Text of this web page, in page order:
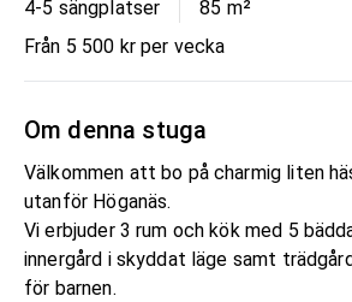
4-5 sängplatser 85 m²
Från 5 500 kr per vecka
Om denna stuga
Välkommen att bo på charmig liten
utanför Höganäs.
Vi erbjuder 3 rum och kök med 5
innergård i skyddat läge samt
för barnen.